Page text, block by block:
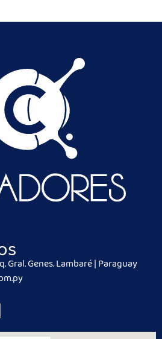
Gral. Genes. Lambaré | Paraguay